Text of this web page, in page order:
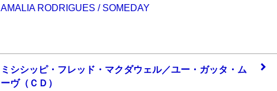
AMALIA RODRIGUES / SOMEDAY
ミシシッピ・フレッド・マクダウェル／ユー・ガッタ ・ム
ーヴ（ＣＤ）